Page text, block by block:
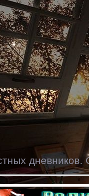
дневников.